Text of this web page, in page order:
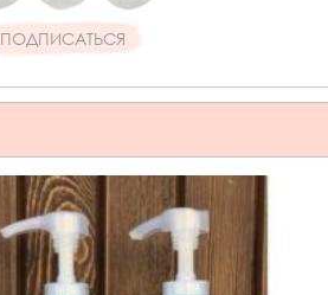
ПОДПИСАТЬСЯ